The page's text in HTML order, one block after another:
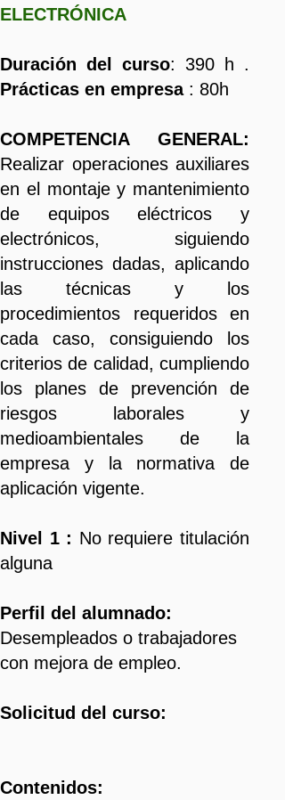
ELECTRÓNICA
Duración del curso: 390 h .
Prácticas en empresa: 80h
COMPETENCIA GENERAL:
Realizar operaciones auxiliares
en el montaje y mantenimiento
de equipos eléctricos y
electrónicos, siguiendo
instrucciones dadas, aplicando
las técnicas y los
procedimientos requeridos en
cada caso, consiguiendo los
criterios de calidad, cumpliendo
los planes de prevención de
riesgos laborales y
medioambientales de la
empresa y la normativa de
aplicación vigente​.
Nivel 1 : No requiere titulación
alguna
Perfil del alumnado:
Desempleados o trabajadores
con mejora de empleo.
Solicitud del curso:
Contenidos: